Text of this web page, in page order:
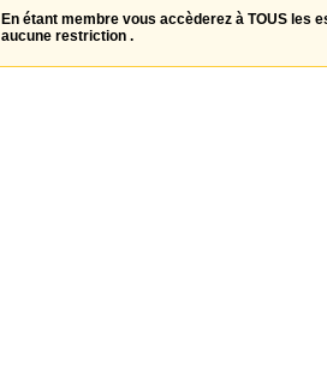
En étant membre vous accèderez à TOUS les
aucune restriction .